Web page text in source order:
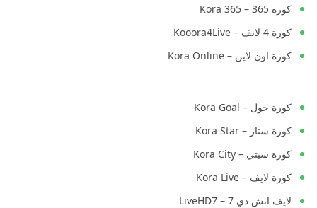
كورة 365 – Kora 365
كورة 4 لايف – Kooora4Live
كورة اون لاين – Kora Online
كورة جول – Kora Goal
كورة ستار – Kora Star
كورة سيتي – Kora City
كورة لايف – Kora Live
لايف اتش دي 7 – LiveHD7